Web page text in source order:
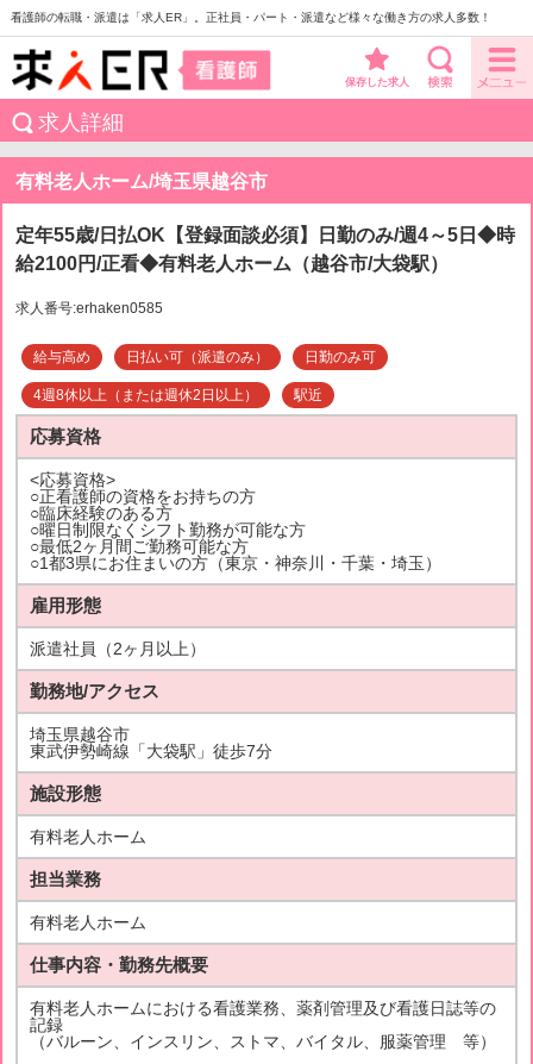
看護師の転職・派遣は「求人ER」。正社員・パート・派遣など様々な働き方の求人多数！
保存した求人
求人詳細
有料老人ホーム/埼玉県越谷市
定年55歳/日払OK【登録面談必須】日勤のみ/週4～5日◆時
給2100円/正看◆有料老人ホーム（越谷市/大袋駅）
求人番号:erhaken0585
給与高め 日払い可（派遣のみ） 日勤のみ可
4週8休以上（または週休2日以上） 駅近
応募資格
<応募資格>
○正看護師の資格をお持ちの方
○臨床経験のある方
○曜日制限なくシフト勤務が可能な方
○最低2ヶ月間ご勤務可能な方
○1都3県にお住まいの方（東京・神奈川・千葉・埼玉）
雇用形態
派遣社員（2ヶ月以上）
勤務地/アクセス
埼玉県越谷市
東武伊勢崎線「大袋駅」徒歩7分
施設形態
有料老人ホーム
担当業務
有料老人ホーム
仕事内容・勤務先概要
有料老人ホームにおける看護業務、薬剤管理及び看護日誌等の
記録
（バルーン、インスリン、ストマ、バイタル、服薬管理 等）